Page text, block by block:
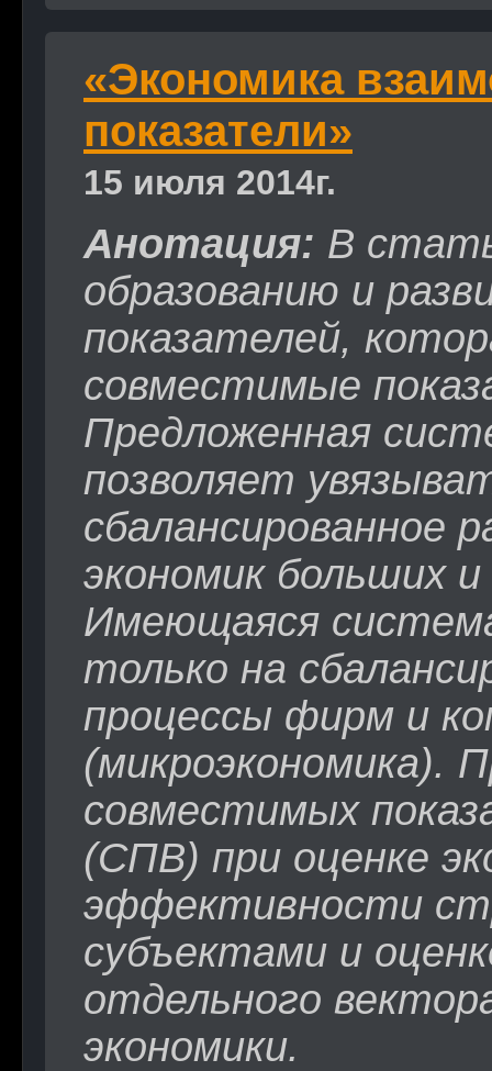
«Экономика
показатели»
15 июля 2014г.
Анотация: В
образованию и
показателей,
совместимые
Предложенная
позволяет
сбалансированное
экономик больших
Имеющаяся
только на
процессы фирм и
(микроэкономика).
совместимых
(СПВ) при оценке
эффективности
субъектами и
отдельного
экономики.